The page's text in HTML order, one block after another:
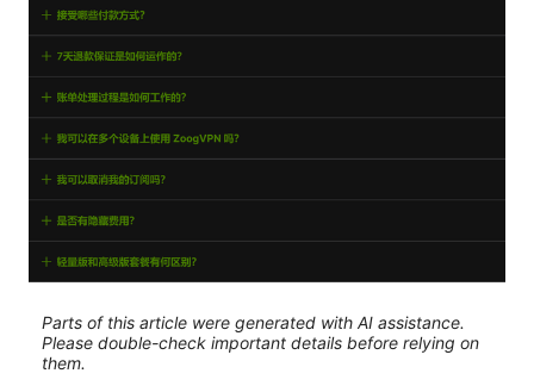
Parts of this article were generated with AI assistance.
Please double-check important details before relying on
them.